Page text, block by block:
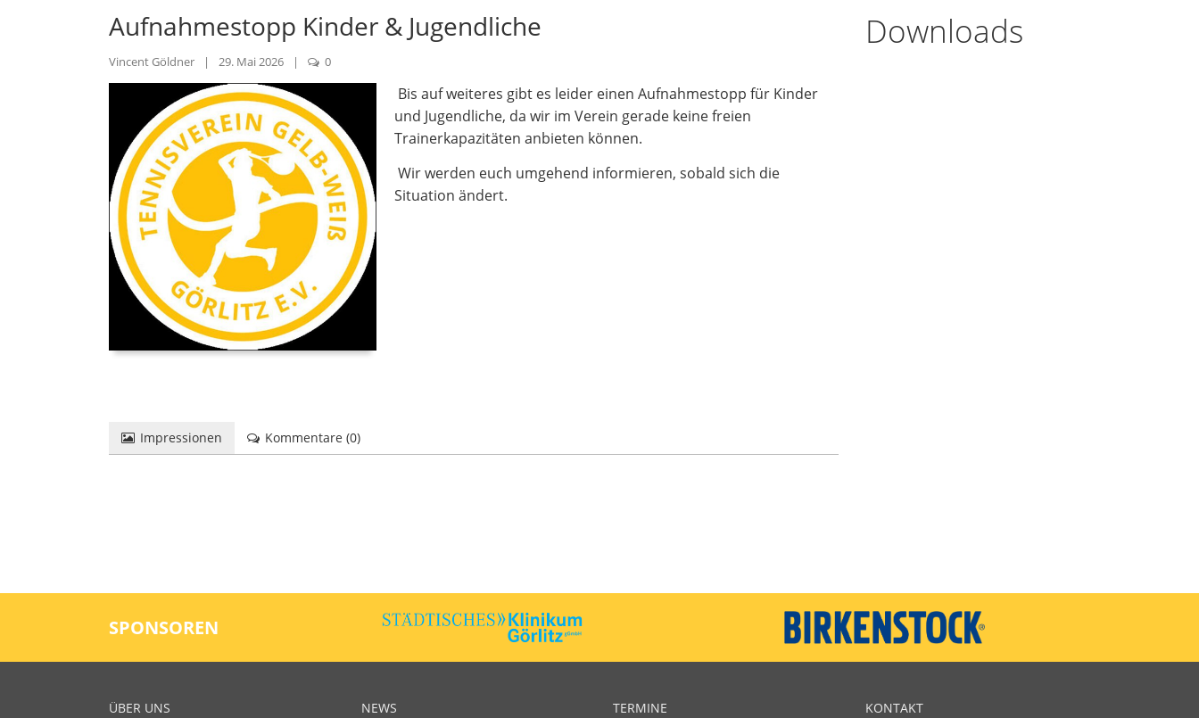
Aufnahmestopp Kinder & Jugendliche
Vincent Göldner | 29. Mai 2026 | 0
Bis auf weiteres gibt es leider einen Aufnahmestopp für Kinder
und Jugendliche, da wir im Verein gerade keine freien
Trainerkapazitäten anbieten können.
Wir werden euch umgehend informieren, sobald sich die
Situation ändert.
Impressionen Kommentare (0)
Downloads
SPONSOREN
ÜBER UNS NEWS TERMINE KONTAKT